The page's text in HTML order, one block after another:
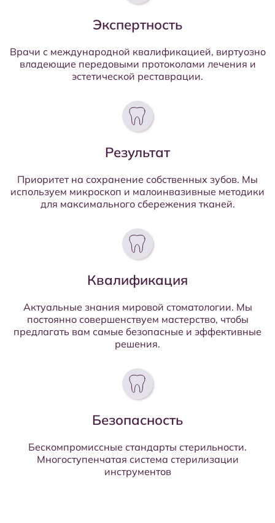
Экспертность
Врачи с международной квалификацией, виртуозно
владеющие передовыми протоколами лечения и
эстетической реставрации.
Результат
Приоритет на сохранение собственных зубов. Мы
используем микроскоп и малоинвазивные методики
для максимального сбережения тканей.
Квалификация
Актуальные знания мировой стоматологии. Мы
постоянно совершенствуем мастерство, чтобы
предлагать вам самые безопасные и эффективные
решения.
Безопасность
Бескомпромиссные стандарты стерильности.
Многоступенчатая система стерилизации
инструментов